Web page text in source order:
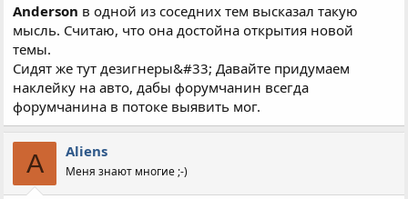
ы
л
а
Anderson в одной из соседних тем высказал такую
мысль. Считаю, что она достойна открытия новой
темы.
Сидят же тут дезигнеры&#33; Давайте придумаем
наклейку на авто, дабы форумчанин всегда
форумчанина в потоке выявить мог.
A Aliens
Меня знают многие ;-)